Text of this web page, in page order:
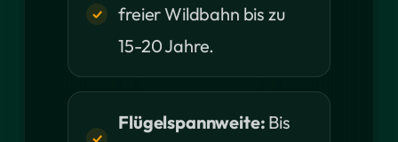
freier Wildbahn bis zu
15-20 Jahre.
Flügelspannweite: Bis